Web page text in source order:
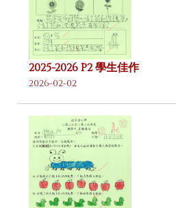
2025-2026 P2 學生佳作
2026-02-02